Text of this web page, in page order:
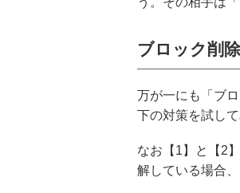
ブロック削
万が一にも「ブ
下の対策を試して
なお【1】と【2
解している場合